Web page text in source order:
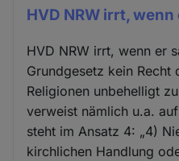
HVD NRW irrt, wenn
HVD NRW irrt, wenn er
Grundgesetz kein
Religionen unbehelligt
verweist nämlich u.a.
steht im Ansatz 4: „4)
kirchlichen Handlung